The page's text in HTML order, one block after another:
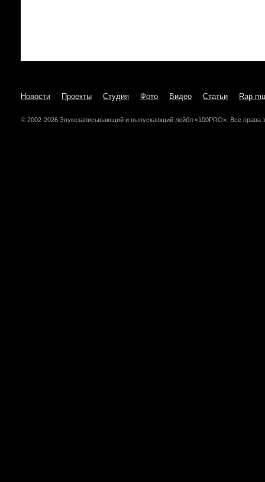
Новости Проекты Студия Фото Видео Статьи Rap
© 2002-2026 Звукозаписывающий и выпускающий лейбл «100PRO». Все